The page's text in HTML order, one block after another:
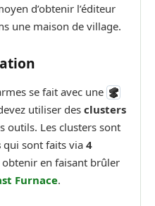
d’obtenir l’éditeur
une maison de village.
se fait avec une
utiliser des clusters
outils. Les clusters sont
qui sont faits via 4
en faisant brûler
Furnace.